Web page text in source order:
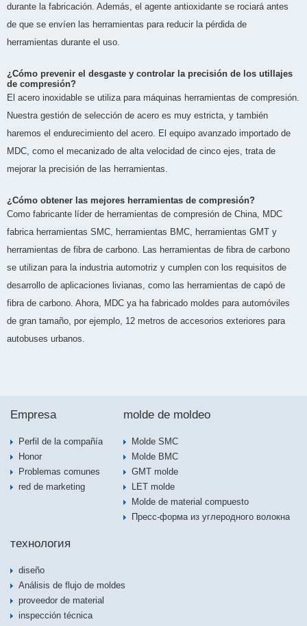
durante la fabricación. Además, el agente antioxidante se rociará antes
de que se envíen las herramientas para reducir la pérdida de
herramientas durante el uso.
¿Cómo prevenir el desgaste y controlar la precisión de los utillajes
de compresión?
El acero inoxidable se utiliza para máquinas herramientas de compresión.
Nuestra gestión de selección de acero es muy estricta, y también
haremos el endurecimiento del acero. El equipo avanzado importado de
MDC, como el mecanizado de alta velocidad de cinco ejes, trata de
mejorar la precisión de las herramientas.
¿Cómo obtener las mejores herramientas de compresión?
Como fabricante líder de herramientas de compresión de China, MDC
fabrica herramientas SMC, herramientas BMC, herramientas GMT y
herramientas de fibra de carbono. Las herramientas de fibra de carbono
se utilizan para la industria automotriz y cumplen con los requisitos de
desarrollo de aplicaciones livianas, como las herramientas de capó de
fibra de carbono. Ahora, MDC ya ha fabricado moldes para automóviles
de gran tamaño, por ejemplo, 12 metros de accesorios exteriores para
autobuses urbanos.
Empresa
Perfil de la compañía
Honor
Problemas comunes
red de marketing
molde de moldeo
Molde SMC
Molde BMC
GMT molde
LET molde
Molde de material compuesto
Пресс-форма из углеродного волокна
технология
diseño
Análisis de flujo de moldes
proveedor de material
inspección técnica